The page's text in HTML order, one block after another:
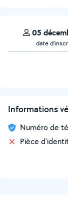
05
date
Informations
Numéro de
Pièce